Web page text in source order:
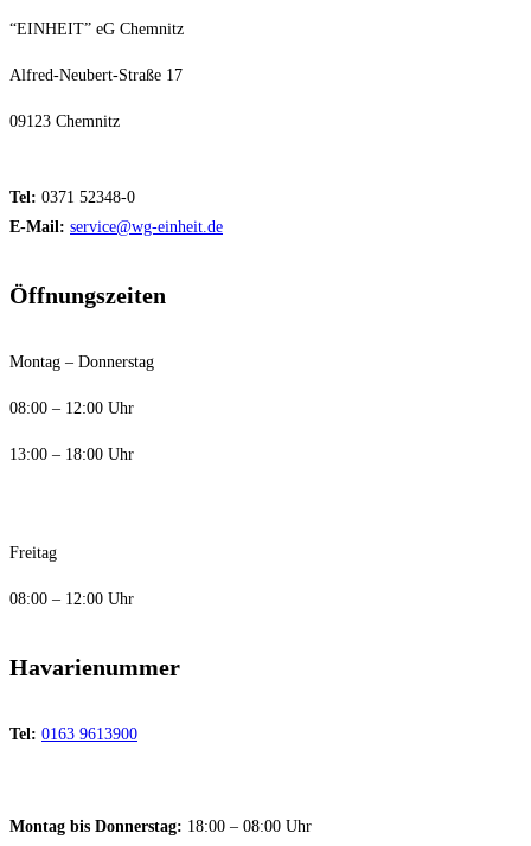
“EINHEIT” eG Chemnitz
Alfred-Neubert-Straße 17
09123 Chemnitz
Tel: 0371 52348-0
E-Mail: service@wg-einheit.de
Öffnungszeiten
Montag – Donnerstag
08:00 – 12:00 Uhr
13:00 – 18:00 Uhr
Freitag
08:00 – 12:00 Uhr
Havarienummer
Tel: 0163 9613900
Montag bis Donnerstag: 18:00 – 08:00 Uhr